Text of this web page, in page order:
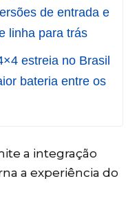
de entrada e
linha para trás
estreia no Brasil
bateria entre os
a integração
a experiência do